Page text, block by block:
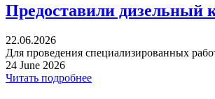
Предоставили дизельный
22.06.2026
Для проведения специализированных
24 June 2026
Читать подробнее